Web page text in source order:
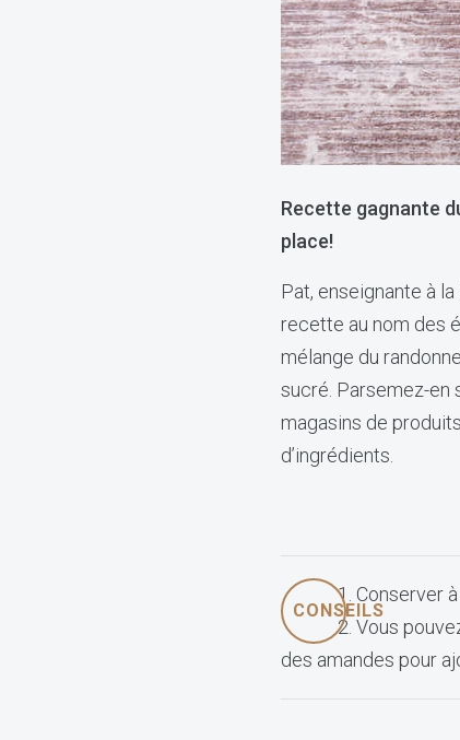
Recette gagnante
place!
Pat, enseignante à
recette au nom des
mélange du
sucré. Parsemez-en
magasins de
d’ingrédients.
CONSEILS
Conserver
​Vous
des amandes pour